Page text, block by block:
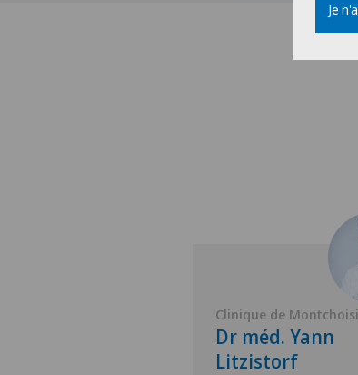
Clinique de Montchoisi
Dr méd. Yann
Litzistorf
Je